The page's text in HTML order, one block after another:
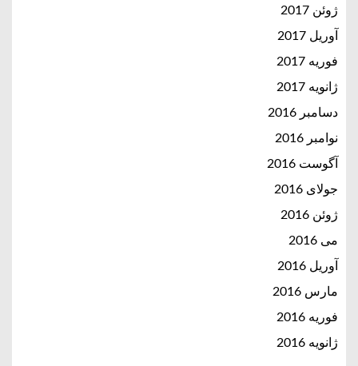
ژوئن 2017
آوریل 2017
فوریه 2017
ژانویه 2017
دسامبر 2016
نوامبر 2016
آگوست 2016
جولای 2016
ژوئن 2016
می 2016
آوریل 2016
مارس 2016
فوریه 2016
ژانویه 2016